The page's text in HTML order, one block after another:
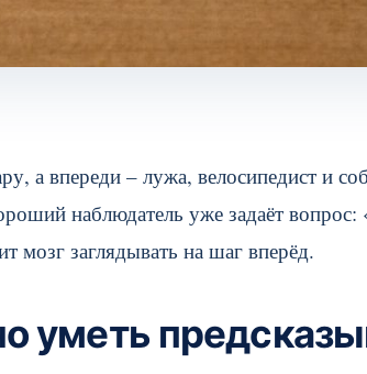
а впереди – лужа, велосипедист и
наблюдатель уже задаёт вопрос:
мозг заглядывать на шаг вперёд.
уметь